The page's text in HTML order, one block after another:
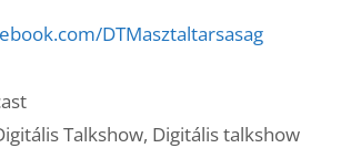
DTMasztaltarsasag
Talkshow, Digitális talkshow